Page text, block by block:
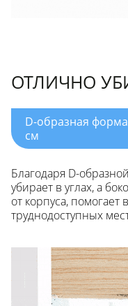
ОТЛИЧНО
D-образная
см
Благодаря D-
убирает в углах, а
от корпуса, помогает
труднодоступных